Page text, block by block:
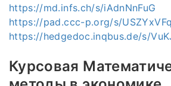
https://md.infs.ch/s/iAdnNnFuG
https://pad.ccc-p.org/s/
https://hedgedoc.inqbus.de/s/
Курсовая